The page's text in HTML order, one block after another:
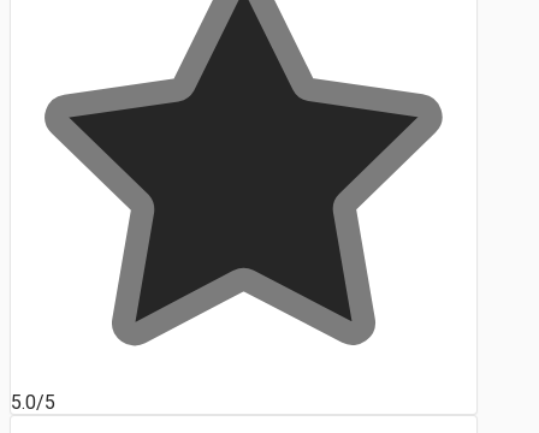
5.0/5